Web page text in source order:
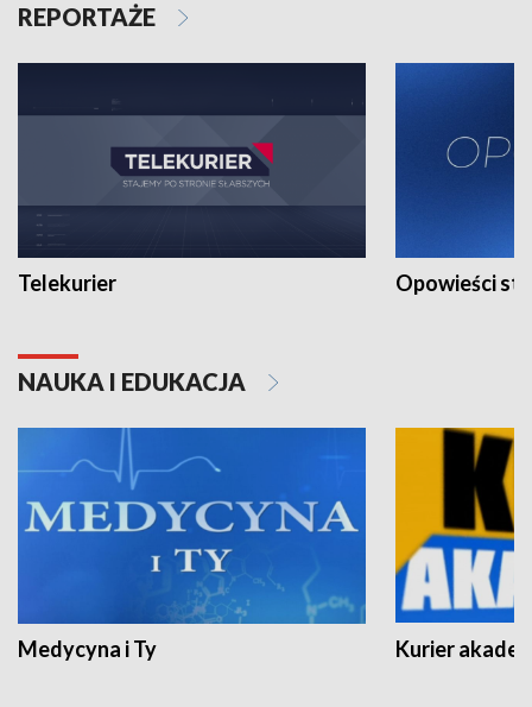
REPORTAŻE
Telekurier Opowieści
NAUKA I EDUKACJA
Medycyna i Ty Kurier